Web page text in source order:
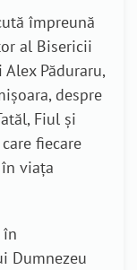
împreună
al Bisericii
Alex Păduraru,
despre
Fiul și
fiecare
viața
în
Dumnezeu